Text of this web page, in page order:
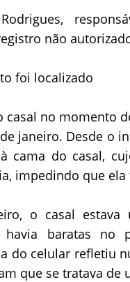
não
foi localizado
casal no momento
janeiro. Desde o
cama do casal,
impedindo que ela
o casal estava
havia baratas no
do celular refletiu
que se tratava de